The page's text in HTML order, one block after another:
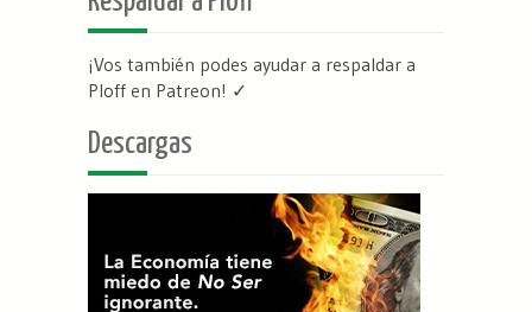
¡Vos también podes ayudar a respaldar a
Ploff en Patreon! ✓
Descargas